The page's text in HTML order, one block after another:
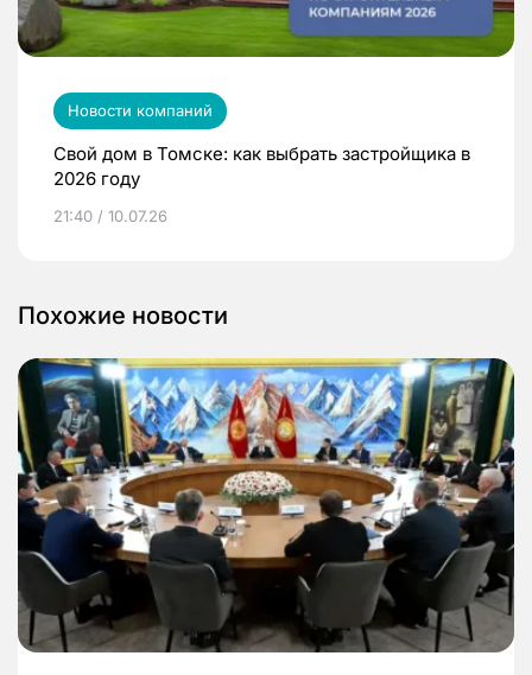
Новости компаний
Свой дом в Томске: как выбрать застройщика в
2026 году
21:40 / 10.07.26
Похожие новости